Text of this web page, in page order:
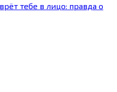
тебе в лицо: правда о